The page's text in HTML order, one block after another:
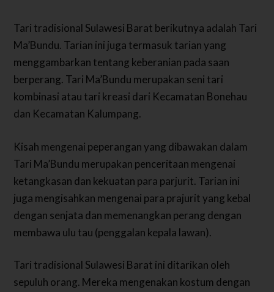
Tari tradisional Sulawesi Barat berikutnya adalah Tari
Ma’Bundu. Tarian ini juga termasuk tarian yang
menggambarkan tentang keberanian pada saan
berperang. Tari Ma’Bundu merupakan seni tari
kombinasi atau tari kreasi dari Kecamatan Bonehau
dan Kecamatan Kalumpang.
Kisah mengenai peperangan yang dibawakan dalam
Tari Ma’Bundu merupakan penceritaan mengenai
ketangkasan dan kekuatan para parjurit. Tarian ini
juga mengisahkan mengenai para prajurit yang kebal
dengan senjata dan memenangkan perang dengan
membawa ulu tau (penggalan kepala lawan).
Tari tradisional Sulawesi Barat ini ditarikan oleh
sepuluh orang. Mereka mengenakan kostum dengan